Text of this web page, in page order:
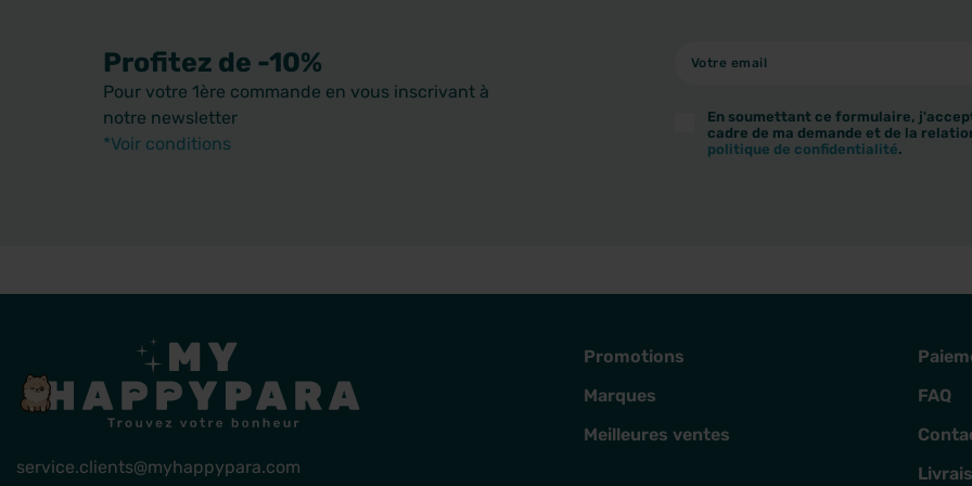
Profitez de -10%
Pour votre 1ère commande en vous inscrivant à
notre newsletter
*Voir conditions
En soumettant ce formulaire,
cadre de ma demande et de la
politique de confidentialité.
service.clients@myhappypara.com
Promotions
Marques
Meilleures ventes
FAQ